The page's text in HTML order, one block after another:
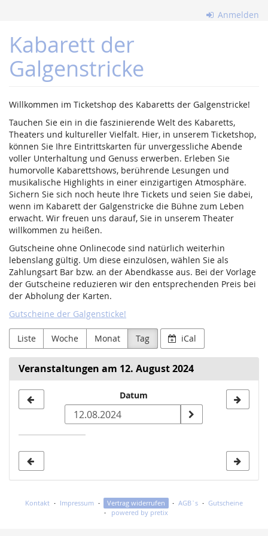
Inhalt
springen
Anmelden
Kabarett der
Galgenstricke
Willkommen im Ticketshop des Kabaretts der Galgenstricke!
Tauchen Sie ein in die faszinierende Welt des Kabaretts,
Theaters und kultureller Vielfalt. Hier, in unserem Ticketshop,
können Sie Ihre Eintrittskarten für unvergessliche Abende
voller Unterhaltung und Genuss erwerben. Erleben Sie
humorvolle Kabarettshows, berührende Lesungen und
musikalische Highlights in einer einzigartigen Atmosphäre.
Sichern Sie sich noch heute Ihre Tickets und seien Sie dabei,
wenn im Kabarett der Galgenstricke die Bühne zum Leben
erwacht. Wir freuen uns darauf, Sie in unserem Theater
willkommen zu heißen.
Gutscheine ohne Onlinecode sind natürlich weiterhin
lebenslang gültig. Um diese einzulösen, wählen Sie als
Zahlungsart Bar bzw. an der Abendkasse aus. Bei der Vorlage
der Gutscheine reduzieren wir den entsprechenden Preis bei
der Abholung der Karten.
Gutscheine der Galgensticke!
Liste Woche Monat Tag iCal
Veranstaltungen am 12. August 2024
zur
Anzeige
Datum
Kontakt Impressum Vertrag widerrufen AGB`s
Gutscheine
powered by pretix